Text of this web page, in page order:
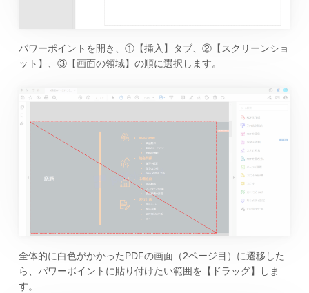
パワーポイントを開き、①【挿入】タブ、②【スクリーンショ
ット】、③【画面の領域】の順に選択します。
全体的に白色がかかったPDFの画面（2ページ目）に遷移した
ら、パワーポイントに貼り付けたい範囲を【ドラッグ】しま
す。